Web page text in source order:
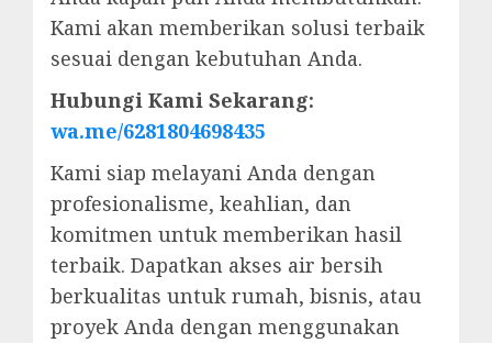
Kami akan memberikan solusi terbaik
sesuai dengan kebutuhan Anda.
Hubungi Kami Sekarang:
wa.me/6281804698435
Kami siap melayani Anda dengan
profesionalisme, keahlian, dan
komitmen untuk memberikan hasil
terbaik. Dapatkan akses air bersih
berkualitas untuk rumah, bisnis, atau
proyek Anda dengan menggunakan